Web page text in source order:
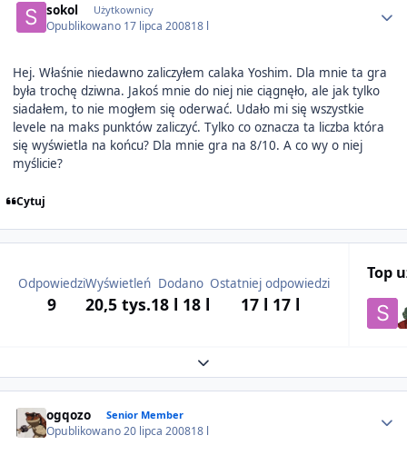
sokol Użytkownicy
Opublikowano 17 lipca 200818 l
Hej. Właśnie niedawno zaliczyłem calaka Yoshim. Dla mnie ta gra
była trochę dziwna. Jakoś mnie do niej nie ciągnęło, ale jak tylko
siadałem, to nie mogłem się oderwać. Udało mi się wszystkie
levele na maks punktów zaliczyć. Tylko co oznacza ta liczba która
się wyświetla na końcu? Dla mnie gra na 8/10. A co wy o niej
myślicie?
Cytuj
Odpowiedzi
9
Wyświetleń
20,5 tys.
Dodano
18 l 18 l
Ostatniej odpowiedzi
17 l 17 l
Top
Expand topic overview
ogqozo Senior Member
Opublikowano20 lipca 200818 l